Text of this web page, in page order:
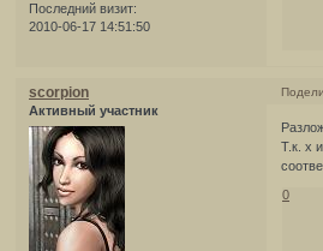
Последний визит:
2010-06-17 14:51:50
scorpion
Активный участник
Т.к. х
0